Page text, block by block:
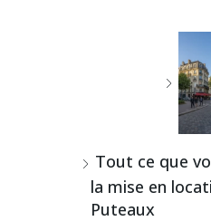
Tout ce que
la mise en
Puteaux